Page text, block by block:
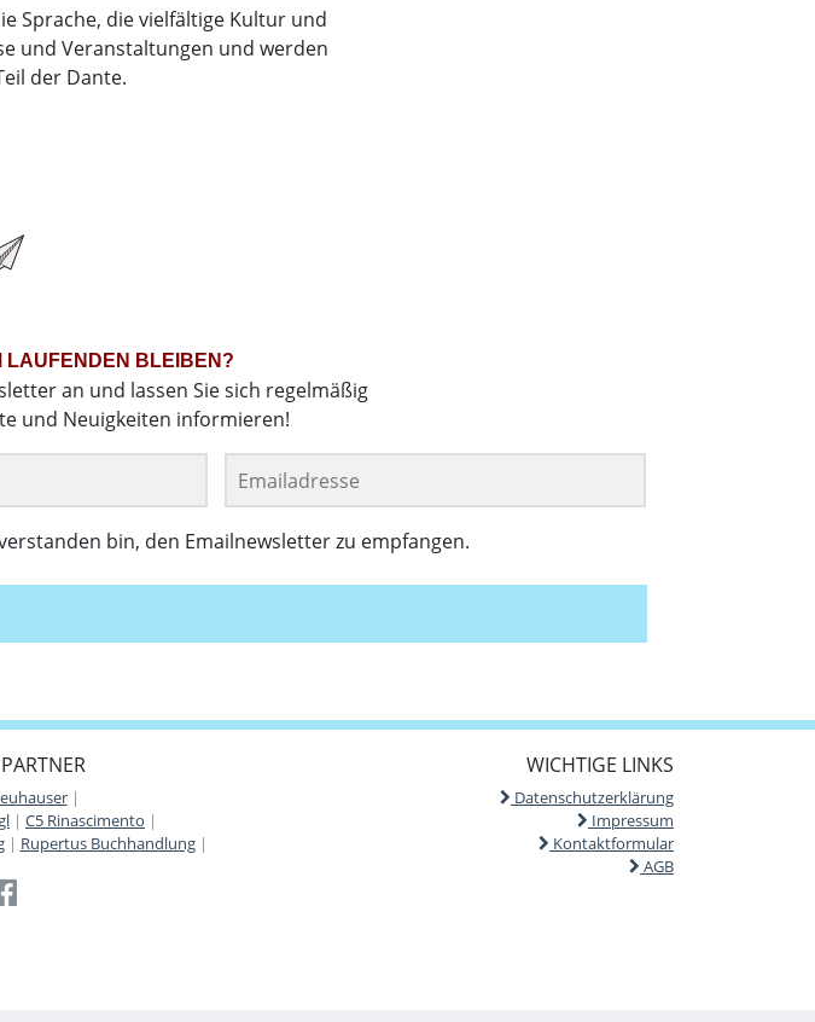
Sprache, die vielfältige Kultur und
und Veranstaltungen und werden
der Dante.
LAUFENDEN BLEIBEN?
an und lassen Sie sich regelmäßig
und Neuigkeiten informieren!
bin, den Emailnewsletter zu empfangen.
|
| C5 Rinascimento |
| Rupertus Buchhandlung|
WICHTIGE LINKS
Datenschutzerklärung
Impressum
Kontaktformular
AGB